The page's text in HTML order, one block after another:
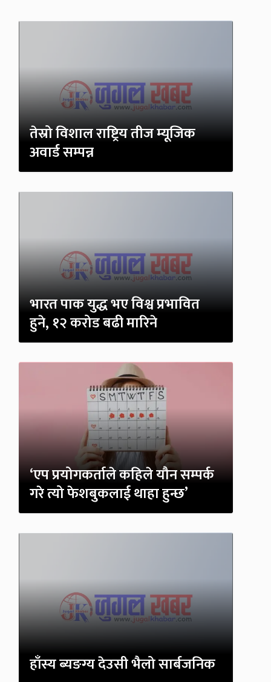
तेस्रो विशाल राष्ट्रिय तीज म्यूजिक
अवार्ड सम्पन्न
भारत पाक युद्ध भए विश्व प्रभावित
हुने, १२ करोड बढी मारिने
‘एप प्रयोगकर्ताले कहिले यौन सम्पर्क
गरे त्यो फेशबुकलाई थाहा हुन्छ’
हाँस्य ब्यङग्य देउसी भैलो सार्बजनिक